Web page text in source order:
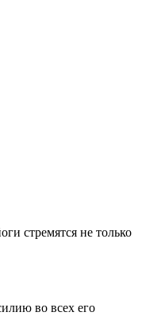
стремятся не только
во всех его